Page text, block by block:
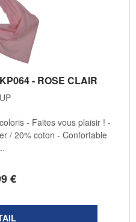
- ROSE CLAIR
€
- Faites vous plaisir ! -
/ 20% coton - Confortable